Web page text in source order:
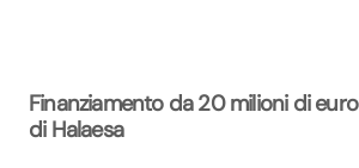
Finanziamento da 20 milioni di
di Halaesa